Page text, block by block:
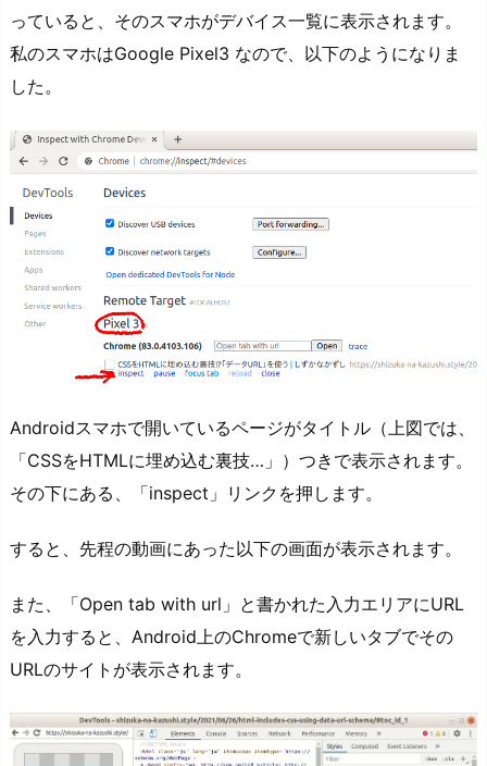
っていると、そのスマホがデバイス一覧に表示されます。
私のスマホはGoogle Pixel3 なので、以下のようになりま
した。
Androidスマホで開いているページがタイトル（上図では、
「CSSをHTMLに埋め込む裏技…」）つきで表示されます。
その下にある、「inspect」リンクを押します。
すると、先程の動画にあった以下の画面が表示されます。
また、「Open tab with url」と書かれた入力エリアにURL
を入力すると、Android上のChromeで新しいタブでその
URLのサイトが表示されます。